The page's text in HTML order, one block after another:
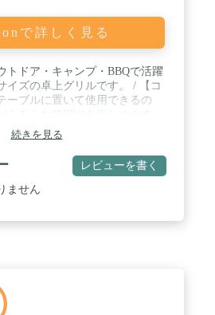
で詳しく見る
トドア・キャンプ・BBQで活躍
イズの卓上グリルです。 / 【コ
ーブルに置いて使用できるの
ので持ち運びや保管も容易で
ディ】通気性が良く燃焼効率の
を採用しています。 / 【付属
います。 / 【サイズ】使用時サ
（h）cm 収納時サイズ：約
続きを見る
レビューを書く
ません